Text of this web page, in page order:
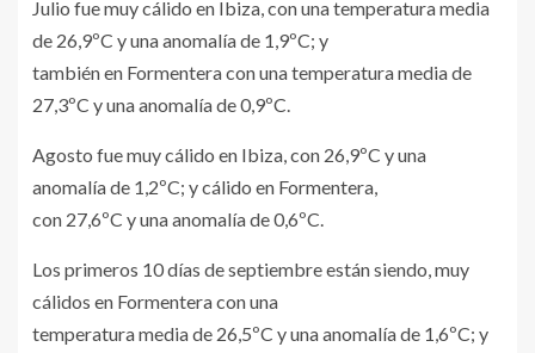
Julio fue muy cálido en Ibiza, con una temperatura media
de 26,9ºC y una anomalía de 1,9ºC; y
también en Formentera con una temperatura media de
27,3ºC y una anomalía de 0,9ºC.
Agosto fue muy cálido en Ibiza, con 26,9ºC y una
anomalía de 1,2ºC; y cálido en Formentera,
con 27,6ºC y una anomalía de 0,6ºC.
Los primeros 10 días de septiembre están siendo, muy
cálidos en Formentera con una
temperatura media de 26,5ºC y una anomalía de 1,6ºC; y